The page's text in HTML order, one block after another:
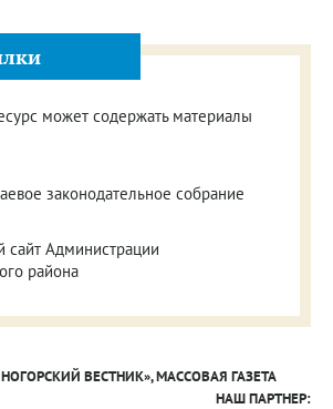
может содержать материалы
законодательное собрание
Администрации
района
ВЕСТНИК», МАССОВАЯ ГАЗЕТА
НАШ ПАРТНЕР: